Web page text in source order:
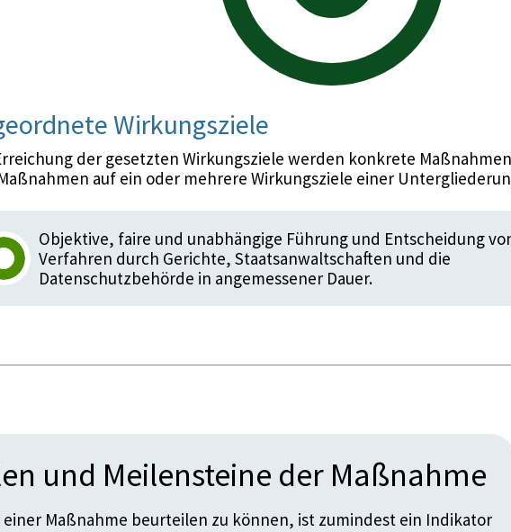
Wirkungsziele
der gesetzten Wirkungsziele werden konkrete
auf ein oder mehrere Wirkungsziele einer
Objektive, faire und unabhängige Führung und Entscheidung
Verfahren durch Gerichte, Staatsanwaltschaften und die
Datenschutzbehörde in angemessener Dauer.
und Meilensteine der Maßnahme
Maßnahme beurteilen zu können, ist zumindest ein Indikator